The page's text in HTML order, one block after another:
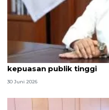
Qodari: Pemerintah tak
kepuasan publik tinggi
30 Juni 2026